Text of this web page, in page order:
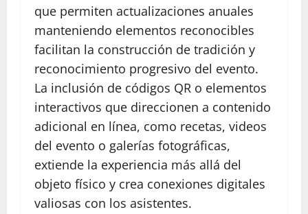
que permiten actualizaciones anuales
manteniendo elementos reconocibles
facilitan la construcción de tradición y
reconocimiento progresivo del evento.
La inclusión de códigos QR o elementos
interactivos que direccionen a contenido
adicional en línea, como recetas, videos
del evento o galerías fotográficas,
extiende la experiencia más allá del
objeto físico y crea conexiones digitales
valiosas con los asistentes.